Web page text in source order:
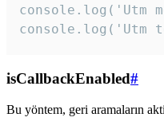
console.log('Utm
console.log('Utm
isCallbackEnabled#
Bu yöntem, geri aramaların